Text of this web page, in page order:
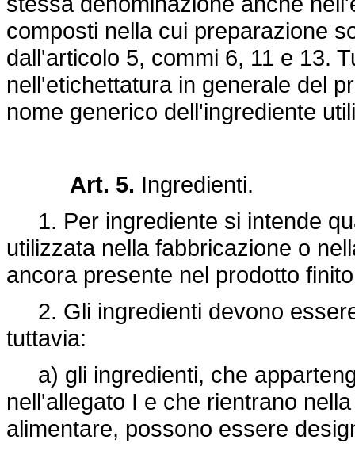
composti nella cui preparazione
dall'articolo 5, commi 6, 11 e 13.
nell'etichettatura in generale del
nome generico dell'ingrediente
Art. 5. Ingredienti.
1. Per ingrediente si intende
utilizzata nella fabbricazione o
ancora presente nel prodotto
2. Gli ingredienti devono
tuttavia:
a) gli ingredienti, che
nell'allegato I e che rientrano
alimentare, possono essere